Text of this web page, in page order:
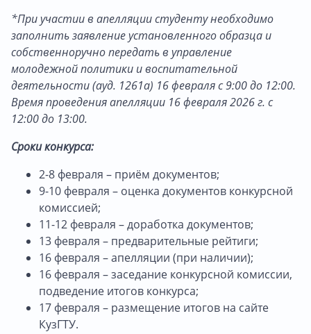
*При участии в апелляции студенту необходимо
заполнить заявление установленного образца и
собственноручно передать в управление
молодежной политики и воспитательной
деятельности (ауд. 1261а) 16 февраля с 9:00 до 12:00.
Время проведения апелляции 16 февраля 2026 г. с
12:00 до 13:00.
Сроки конкурса:
2-8 февраля – приём документов;
9-10 февраля – оценка документов конкурсной
комиссией;
11-12 февраля – доработка документов;
13 февраля – предварительные рейтиги;
16 февраля – апелляции (при наличии);
16 февраля – заседание конкурсной комиссии,
подведение итогов конкурса;
17 февраля – размещение итогов на сайте
КузГТУ.